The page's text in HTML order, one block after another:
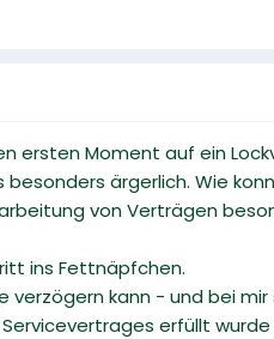
ersten Moment auf ein
ärgerlich. Wie
von Verträgen
ins Fettnäpfchen.
kann - und bei
erfüllt